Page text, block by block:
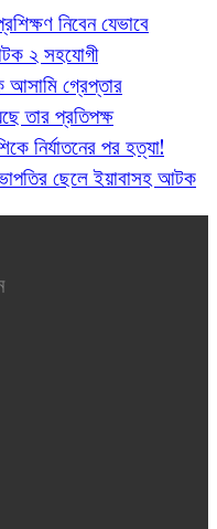
নিবেন যেভাবে
২ সহযোগী
আসামি গ্রেপ্তার
তার প্রতিপক্ষ
নির্যাতনের পর হত্যা!
ছেলে ইয়াবাসহ আটক